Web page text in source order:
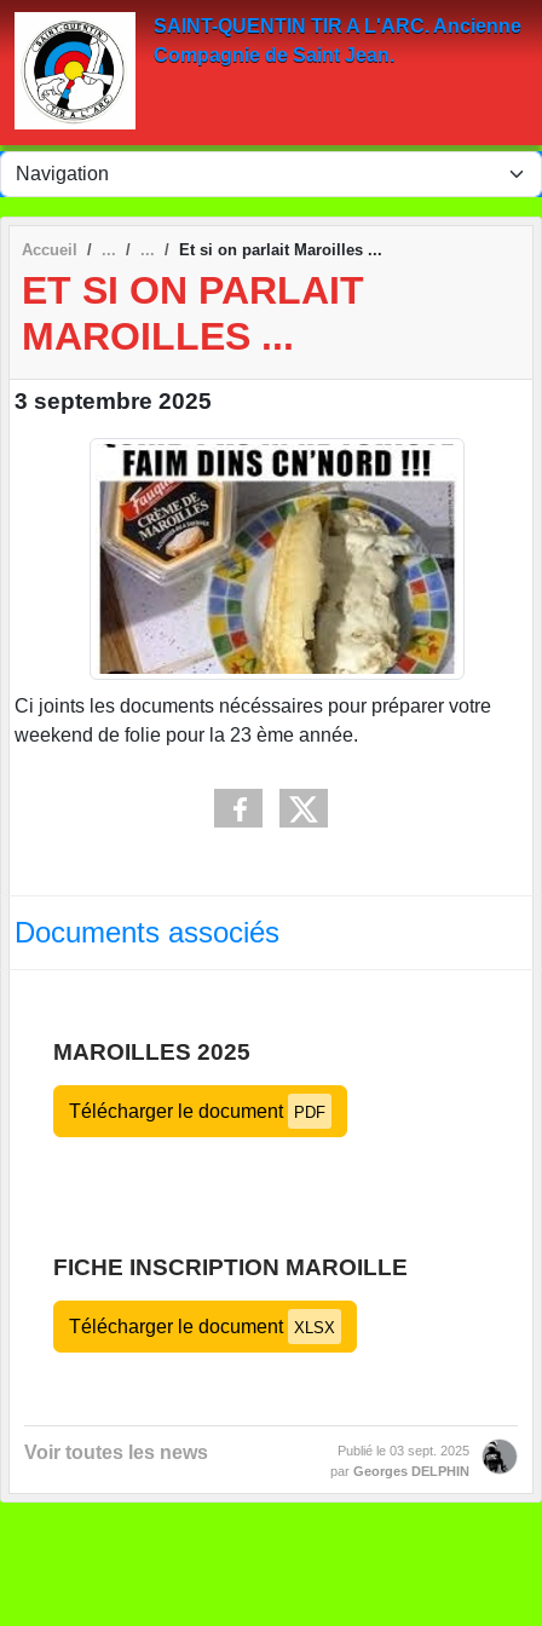
SAINT-QUENTIN TIR A L'ARC. Ancienne
Compagnie de Saint Jean.
Accueil Et si on parlait Maroilles ...
ET SI ON PARLAIT
MAROILLES ...
3 septembre 2025
Ci joints les documents nécéssaires pour préparer votre
weekend de folie pour la 23 ème année.
Documents associés
MAROILLES 2025
Télécharger le document PDF
FICHE INSCRIPTION MAROILLE
Télécharger le document XLSX
Voir toutes les news Publié le 03 sept. 2025
par Georges DELPHIN
Panneau de gestion des cookies